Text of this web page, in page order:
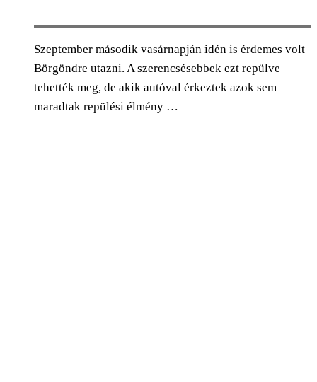
Szeptember második vasárnapján idén is érdemes volt
Börgöndre utazni. A szerencsésebbek ezt repülve
tehették meg, de akik autóval érkeztek azok sem
maradtak repülési élmény …